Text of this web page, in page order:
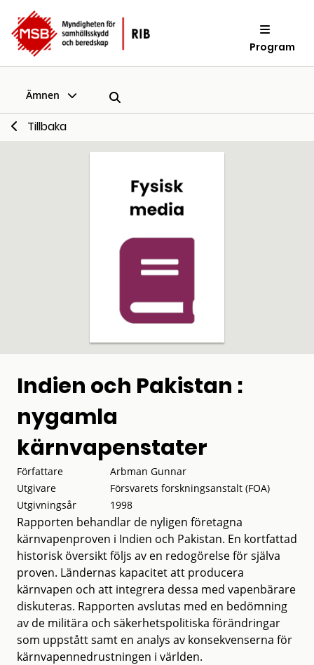
Program
Ämnen
Tillbaka
Indien och Pakistan :
nygamla
kärnvapenstater
Författare
Arbman Gunnar
Utgivare
Försvarets forskningsanstalt (FOA)
Utgivningsår
1998
Rapporten behandlar de nyligen företagna
kärnvapenproven i Indien och Pakistan. En kortfattad
historisk översikt följs av en redogörelse för själva
proven. Ländernas kapacitet att producera
kärnvapen och att integrera dessa med vapenbärare
diskuteras. Rapporten avslutas med en bedömning
av de militära och säkerhetspolitiska förändringar
som uppstått samt en analys av konsekvenserna för
kärnvapennedrustningen i världen.